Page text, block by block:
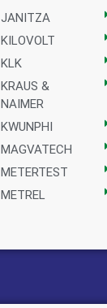
JANITZA
KILOVOLT
KLK
KRAUS &
NAIMER
KWUNPHI
MAGVATECH
METERTEST
METREL